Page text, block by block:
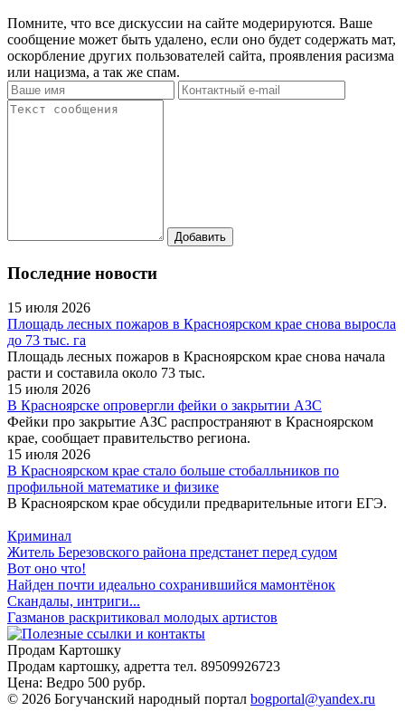
Помните, что все дискуссии на сайте модерируются. Ваше
сообщение может быть удалено, если оно будет содержать мат,
оскорбление других пользователей сайта, проявления расизма
или нацизма, а так же спам.
Последние новости
15 июля 2026
Площадь лесных пожаров в Красноярском крае снова выросла
до 73 тыс. га
Площадь лесных пожаров в Красноярском крае снова начала
расти и составила около 73 тыс.
15 июля 2026
В Красноярске опровергли фейки о закрытии АЗС
Фейки про закрытие АЗС распространяют в Красноярском
крае, сообщает правительство региона.
15 июля 2026
В Красноярском крае стало больше стобалльников по
профильной математике и физике
В Красноярском крае обсудили предварительные итоги ЕГЭ.
Криминал
Житель Березовского района предстанет перед судом
Вот оно что!
Найден почти идеально сохранившийся мамонтёнок
Скандалы, интриги...
Газманов раскритиковал молодых артистов
Продам Картошку
Продам картошку, адретта тел. 89509926723
Цена: Ведро 500 рубр.
© 2026 Богучанский народный портал bogportal@yandex.ru